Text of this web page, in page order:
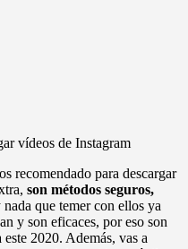
recomendado para descargar
son métodos seguros,
que temer con ellos ya
y son eficaces, por eso son
2020. Además, vas a